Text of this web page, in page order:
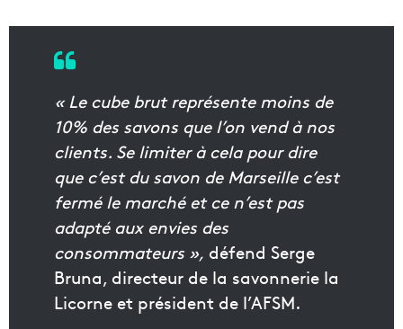
« Le cube brut représente moins de
10% des savons que l’on vend à nos
clients. Se limiter à cela pour dire
que c’est du savon de Marseille c’est
fermé le marché et ce n’est pas
adapté aux envies des
consommateurs », défend Serge
Bruna, directeur de la savonnerie la
Licorne et président de l’AFSM.